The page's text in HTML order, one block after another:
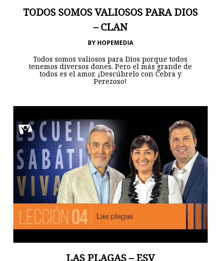
TODOS SOMOS VALIOSOS PARA DIOS
– CLAN
BY HOPEMEDIA
Todos somos valiosos para Dios porque todos
tenemos diversos dones. Pero el más grande de
todos es el amor. ¡Descúbrelo con Cebra y
Perezoso!
LAS PLAGAS – ESV